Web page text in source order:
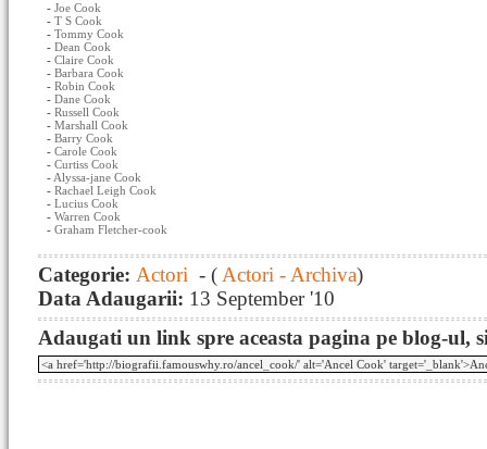
- Joe Cook
- T S Cook
- Tommy Cook
- Dean Cook
- Claire Cook
- Barbara Cook
- Robin Cook
- Dane Cook
- Russell Cook
- Marshall Cook
- Barry Cook
- Carole Cook
- Curtiss Cook
- Alyssa-jane Cook
- Rachael Leigh Cook
- Lucius Cook
- Warren Cook
- Graham Fletcher-cook
Categorie: Actori - ( Actori - Archiva)
Data Adaugarii: 13 September '10
Adaugati un link spre aceasta pagina pe blog-ul,